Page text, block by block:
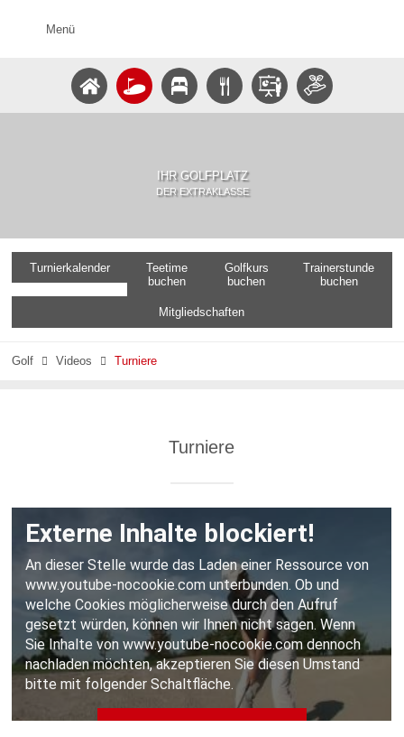
Menü
IHR GOLFPLATZ
DER EXTRAKLASSE
Turnierkalender
Teetime
buchen
Golfkurs
buchen
Trainerstunde
buchen
Mitgliedschaften
Golf  Videos  Turniere
Turniere